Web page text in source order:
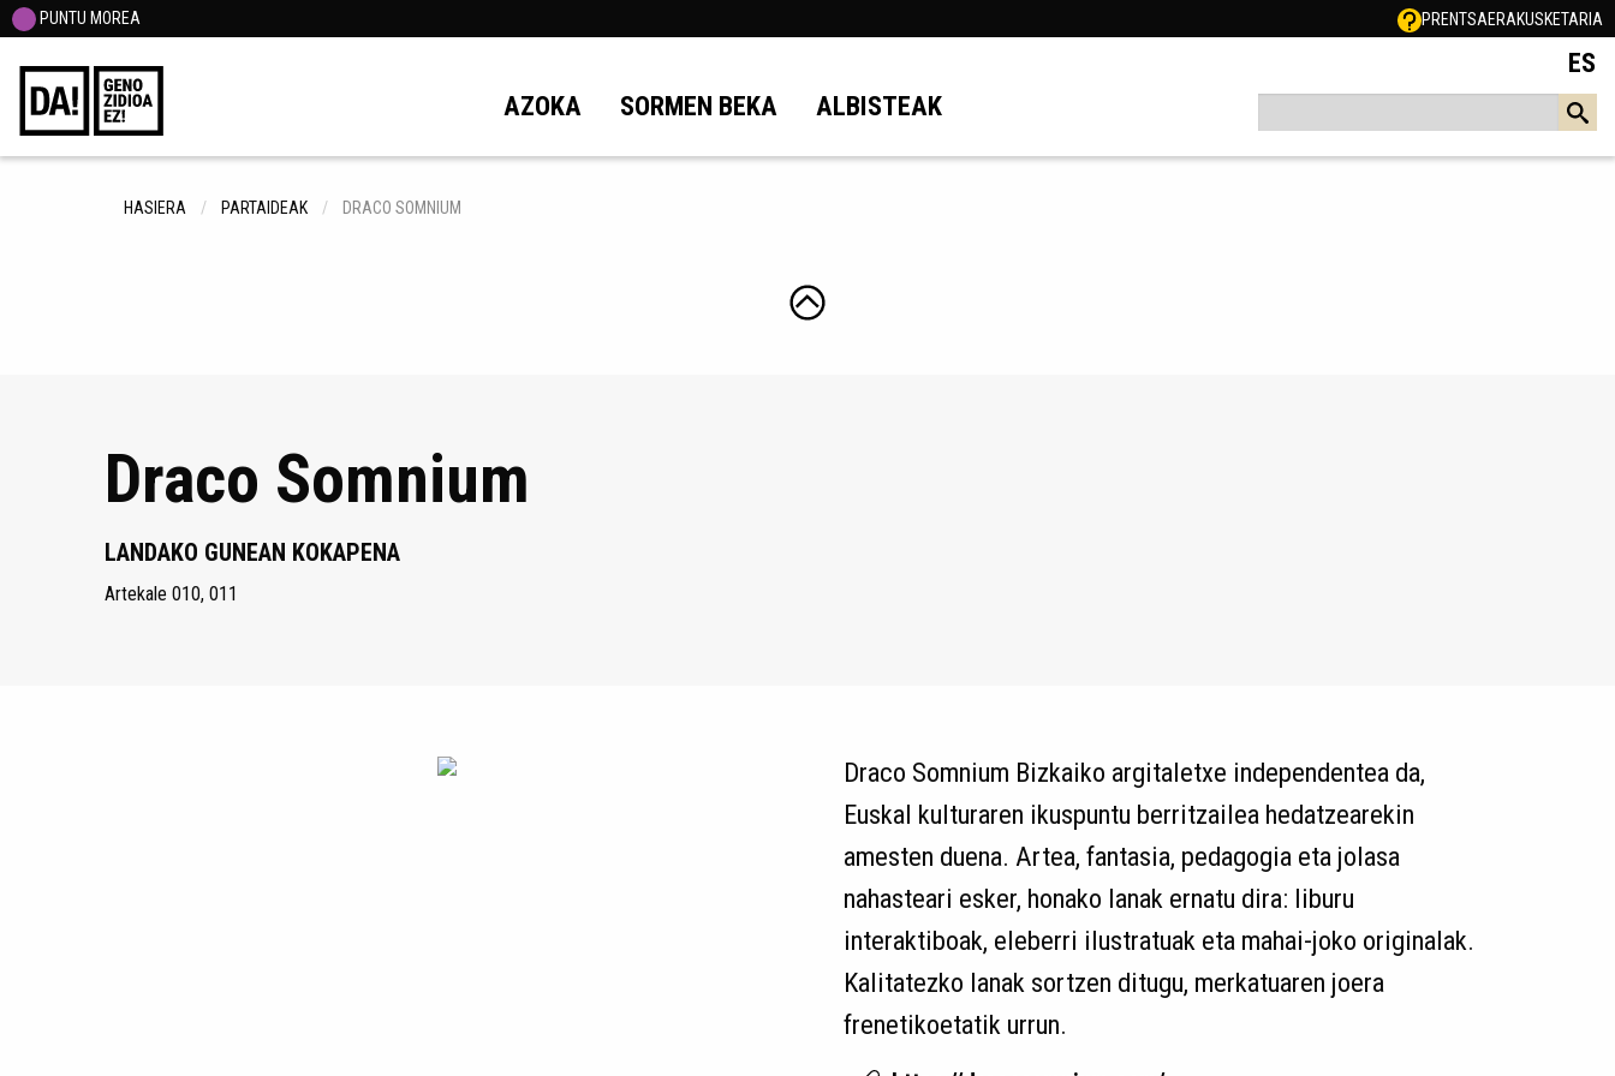
PUNTU MOREA PRENTSAERAKUSKETARIA
AZOKA SORMEN BEKA ALBISTEAK
ES
HASIERA PARTAIDEAK DRACO SOMNIUM
Draco Somnium
LANDAKO GUNEAN KOKAPENA
Artekale 010, 011
Draco Somnium Bizkaiko argitaletxe independentea da,
Euskal kulturaren ikuspuntu berritzailea hedatzearekin
amesten duena. Artea, fantasia, pedagogia eta jolasa
nahasteari esker, honako lanak ernatu dira: liburu
interaktiboak, eleberri ilustratuak eta mahai-joko originalak.
Kalitatezko lanak sortzen ditugu, merkatuaren joera
frenetikoetatik urrun.